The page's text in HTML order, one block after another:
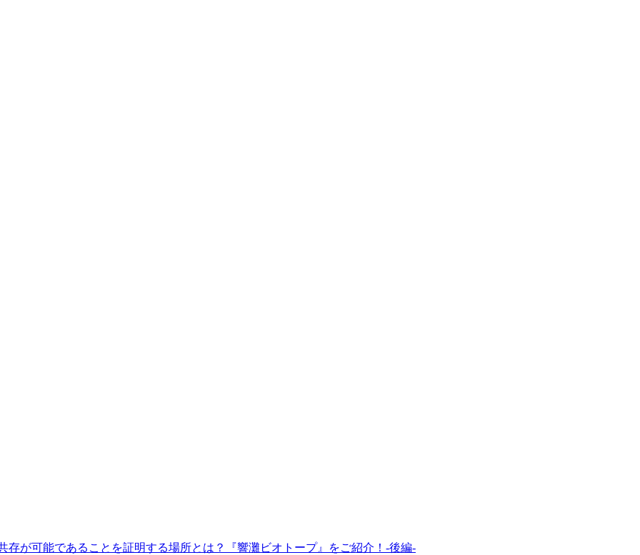
が可能であることを証明する場所とは？『響灘ビオトープ』をご紹介！-後編-